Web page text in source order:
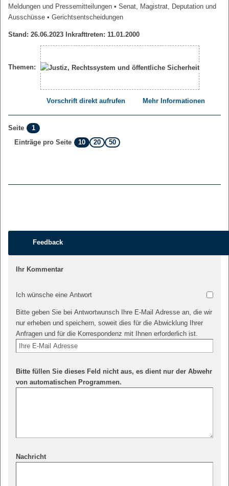
Meldungen und Pressemitteilungen • Senat, Magistrat, Deputation und
Ausschüsse • Gerichtsentscheidungen
Stand: 26.06.2023 Inkrafttreten: 11.01.2000
Themen:
Vorschrift direkt aufrufen Mehr Informationen
Seite
1
Einträge pro Seite
10 20 50
Feedback
Ihr Kommentar
Ich wünsche eine Antwort
Bitte geben Sie bei Antwortwunsch Ihre E-Mail Adresse an, die wir
nur erheben und speichern, soweit dies für die Abwicklung Ihrer
Anfragen und für die Korrespondenz mit Ihnen erforderlich ist.
Bitte füllen Sie dieses Feld nicht aus, es dient nur der Abwehr
von automatischen Programmen.
Nachricht